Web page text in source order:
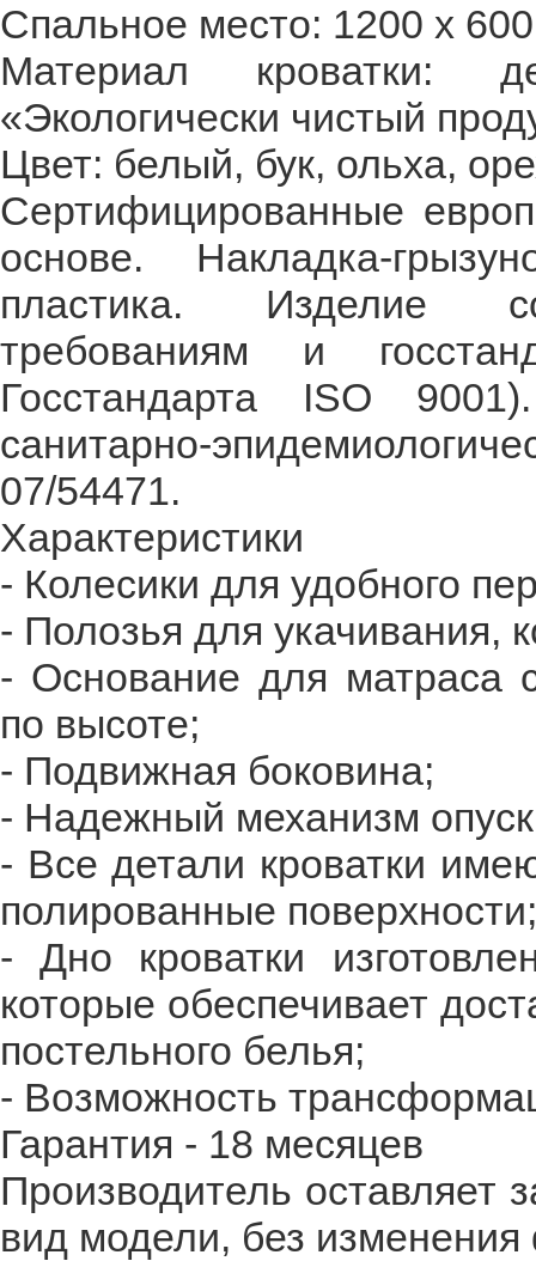
Спальное место: 1200 х
Материал кроватки:
«Экологически чистый
Цвет: белый, бук, ольха,
Сертифицированные
основе. Накладка-
пластика. Изделие
требованиям и
Госстандарта ISO
санитарно-
07/54471.
Характеристики
- Колесики для удобного
- Полозья для укачивания,
- Основание для матраса
по высоте;
- Подвижная боковина;
- Надежный механизм
- Все детали кроватки
полированные поверхности;
- Дно кроватки
которые обеспечивает
постельного белья;
- Возможность
Гарантия - 18 месяцев
Производитель оставляет
вид модели, без